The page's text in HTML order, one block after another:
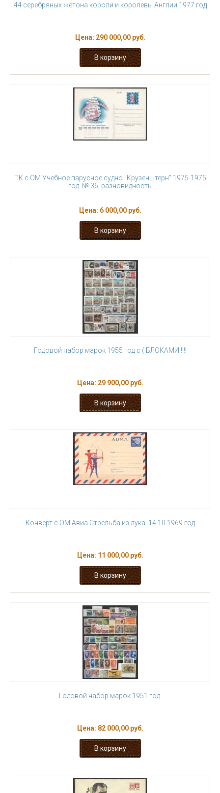
44 серебряных жетона короли и королевы Англии 1977 год
Цена: 290 000,00 руб.
ПК с ОМ Учебное парусное судно "Крузенштерн" 1975-1975
год. № 36, разновидность
Цена: 6 000,00 руб.
Годовой набор марок 1955 год с ( БЛОКАМИ !!!!
Цена: 29 900,00 руб.
Конверт с ОМ Авиа Стрельба из лука. 14.10.1969 год
Цена: 11 000,00 руб.
Годовой набор марок 1951 год.
Цена: 82 000,00 руб.